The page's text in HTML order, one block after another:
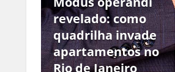
revelado: como
quadrilha invade
apartamentos no
Rio de Janeiro